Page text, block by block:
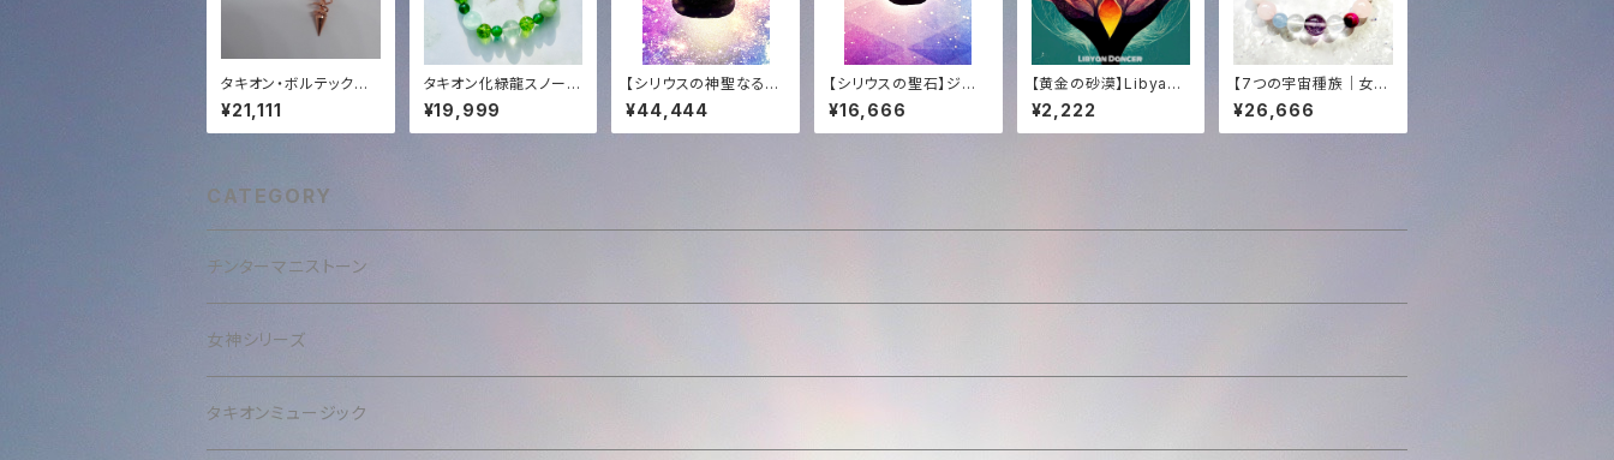
タキオン・ボルテックス・
ペンジュラム✨
¥21,111
タキオン化緑龍スノーフ
レーク❄️オリジナルブレ
ンド✨ブレスレット✨
¥19,999
【シリウスの神聖なる大
宝】マスターサイズ・チン
ターマニストーン (10.5
g)｜至高の光のアンカ
¥44,444
【シリウスの聖石】ジェ
ムグレード・チンターマ
ニストーン (5.4g)｜至
高の透明度 ＋ 恒久的
¥16,666
【黄金の砂漠】Libyan
Dancer (HD High Qu
ality Audio) | Tachy
on Sound × Dragon
¥2,222
【7つの宇宙種族｜女神
の覚醒】タキオン＆光エ
ネルギー化✨オリジナル
女神ブレンド・ブレスレ
¥26,666
CATEGORY
チンターマニストーン
女神シリーズ
タキオンミュージック